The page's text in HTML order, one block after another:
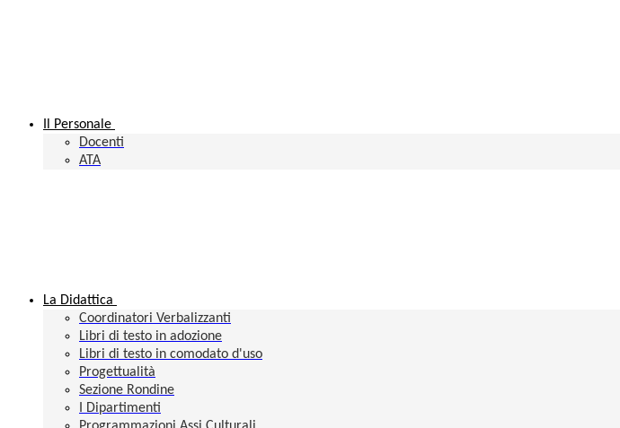
Il Personale
Docenti
ATA
La Didattica
Coordinatori Verbalizzanti
Libri di testo in adozione
Libri di testo in comodato d'uso
Progettualità
Sezione Rondine
I Dipartimenti